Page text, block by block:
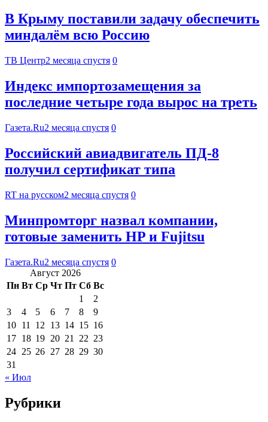
В Крыму поставили задачу обеспечить
миндалём всю Россию
ТВ Центр2 месяца спустя 0
Индекс импортозамещения за
последние четыре года вырос на треть
Газета.Ru2 месяца спустя 0
Российский авиадвигатель ПД-8
получил сертификат типа
RT на русском2 месяца спустя 0
Минпромторг назвал компании,
готовые заменить HP и Fujitsu
Газета.Ru2 месяца спустя 0
Август 2026
Пн Вт Ср Чт Пт Сб Вс
1
2
3
4 5 6 7 8
9
10 11 12 13 14 15 16
17 18 19 20 21 22 23
24 25 26 27 28 29 30
31
« Июл
Рубрики